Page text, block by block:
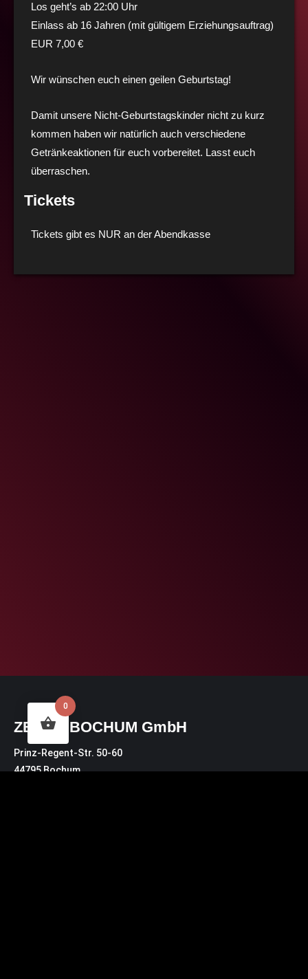
Los geht’s ab 22:00 Uhr
Einlass ab 16 Jahren (mit gültigem Erziehungsauftrag)
EUR 7,00 €
Wir wünschen euch einen geilen Geburtstag!
Damit unsere Nicht-Geburtstagskinder nicht zu kurz
kommen haben wir natürlich auch verschiedene
Getränkeaktionen für euch vorbereitet. Lasst euch
überraschen.
Tickets
Tickets gibt es NUR an der Abendkasse
ZECHE BOCHUM GmbH
Prinz-Regent-Str. 50-60
44795 Bochum
0